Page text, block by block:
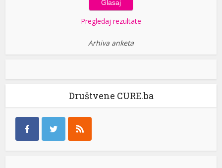
Pregledaj rezultate
Arhiva anketa
Društvene CURE.ba